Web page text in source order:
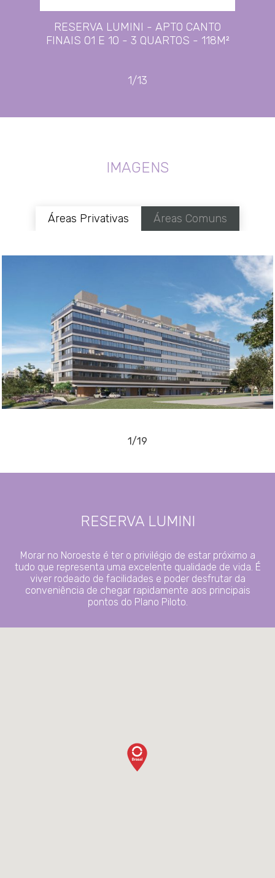
RESERVA LUMINI - APTO CANTO
FINAIS 01 E 10 - 3 QUARTOS - 118M²
1/13
IMAGENS
Áreas Privativas Áreas Comuns
1/19
RESERVA LUMINI
Morar no Noroeste é ter o privilégio de estar próximo a
tudo que representa uma excelente qualidade de vida. É
viver rodeado de facilidades e poder desfrutar da
conveniência de chegar rapidamente aos principais
pontos do Plano Piloto.